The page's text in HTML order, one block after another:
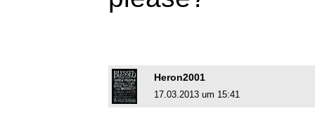
Heron2001
17.03.2013 um 15:41